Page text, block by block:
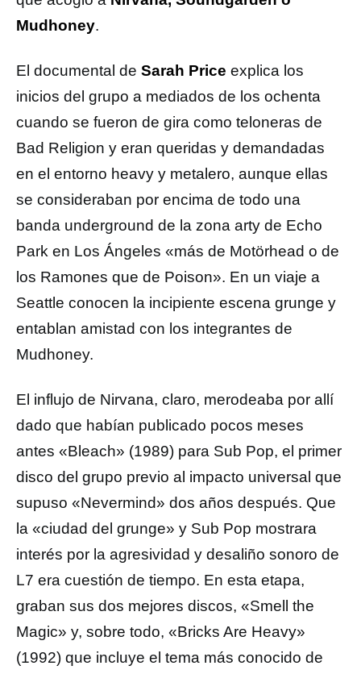
Mudhoney.
El documental de Sarah Price explica los
inicios del grupo a mediados de los ochenta
cuando se fueron de gira como teloneras de
Bad Religion y eran queridas y demandadas
en el entorno heavy y metalero, aunque ellas
se consideraban por encima de todo una
banda underground de la zona arty de Echo
Park en Los Ángeles «más de Motörhead o de
los Ramones que de Poison». En un viaje a
Seattle conocen la incipiente escena grunge y
entablan amistad con los integrantes de
Mudhoney.
El influjo de Nirvana, claro, merodeaba por allí
dado que habían publicado pocos meses
antes «Bleach» (1989) para Sub Pop, el primer
disco del grupo previo al impacto universal que
supuso «Nevermind» dos años después. Que
la «ciudad del grunge» y Sub Pop mostrara
interés por la agresividad y desaliño sonoro de
L7 era cuestión de tiempo. En esta etapa,
graban sus dos mejores discos, «Smell the
Magic» y, sobre todo, «Bricks Are Heavy»
(1992) que incluye el tema más conocido de